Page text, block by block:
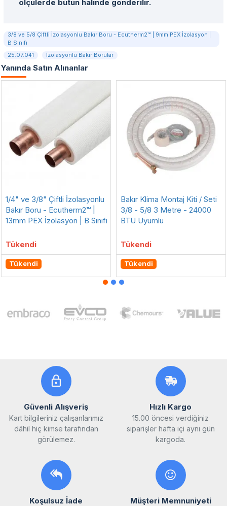
ölçülerde bütün halinde gönderilir.
3/8 ve 5/8 Çiftli İzolasyonlu Bakır Boru - Ecutherm2™ | 9mm PEX İzolasyon |
B Sınıfı
25.07.041
İzolasyonlu Bakır Borular
Yanında Satın Alınanlar
1/4" ve 3/8" Çiftli İzolasyonlu
Bakır Boru - Ecutherm2™ |
13mm PEX İzolasyon | B Sınıfı
Tükendi
Tükendi
Bakır Klima Montaj Kiti / Seti
3/8 - 5/8 3 Metre - 24000
BTU Uyumlu
Tükendi
Tükendi
Güvenli Alışveriş
Kart bilgileriniz çalışanlarımız
dâhil hiç kimse tarafından
görülemez.
Hızlı Kargo
15.00 öncesi verdiğiniz
siparişler hafta içi aynı gün
kargoda.
Koşulsuz İade Müşteri Memnuniyeti